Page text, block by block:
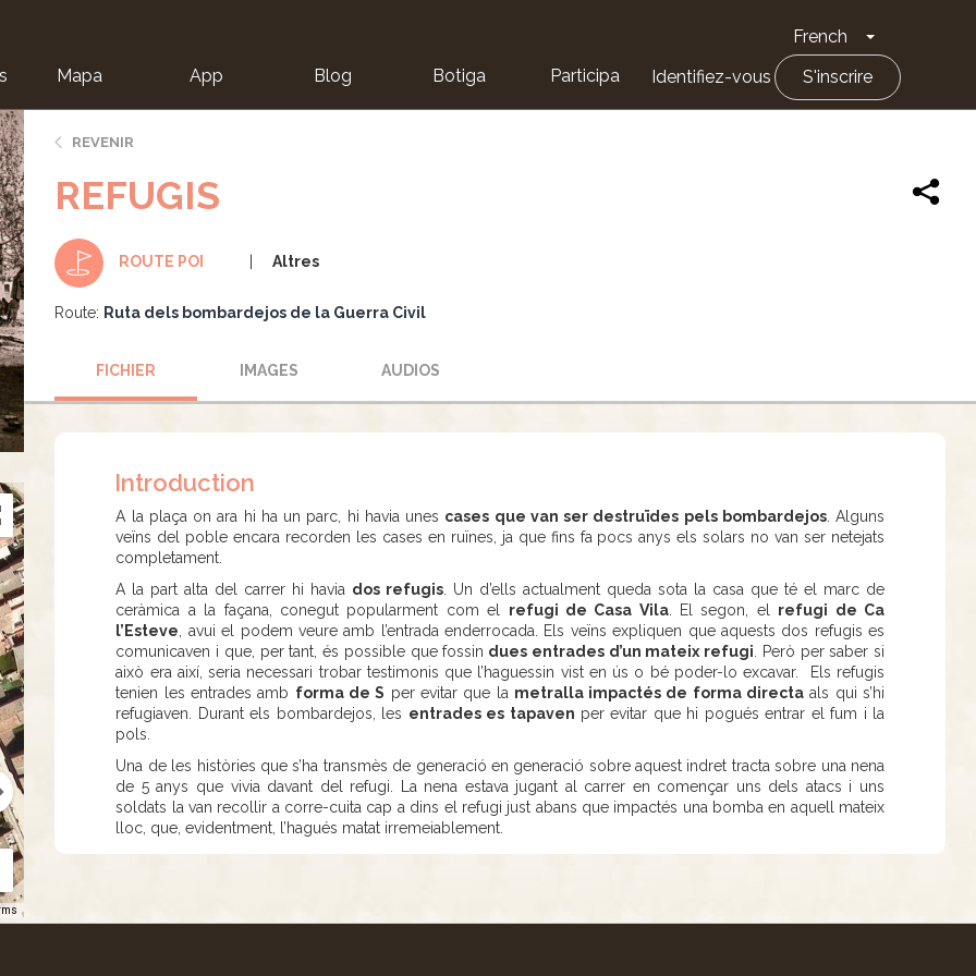
French Toggle
Mapa App Blog Botiga Participa Identifiez-vous S'inscrire
REVENIR
REFUGIS
ROUTE POI Altres
Route: Ruta dels bombardejos de la Guerra Civil
FICHIER IMAGES AUDIOS
Introduction
A la plaça on ara hi ha un parc, hi havia unes cases que van ser destruïdes pels bombardejos. Alguns
veïns del poble encara recorden les cases en ruïnes, ja que fins fa pocs anys els solars no van ser netejats
completament.
A la part alta del carrer hi havia dos refugis . Un d’ells actualment queda sota la casa que té el marc de
ceràmica a la façana, conegut popularment com el refugi de Casa Vila. El segon, el refugi de Ca
l’Esteve , avui el podem veure amb l’entrada enderrocada. Els veïns expliquen que aquests dos refugis es
comunicaven i que, per tant, és possible que fossin dues entrades d’un mateix refugi . Però per saber si
això era així, seria necessari trobar testimonis que l’haguessin vist en ús o bé poder-lo excavar. Els refugis
tenien les entrades amb forma de S per evitar que la metralla impactés de forma directa als qui s’hi
refugiaven. Durant els bombardejos, les entrades es tapaven per evitar que hi pogués entrar el fum i la
pols.
Una de les històries que s’ha transmès de generació en generació sobre aquest indret tracta sobre una nena
de 5 anys que vivia davant del refugi. La nena estava jugant al carrer en començar uns dels atacs i uns
soldats la van recollir a corre-cuita cap a dins el refugi just abans que impactés una bomba en aquell mateix
lloc, que, evidentment, l’hagués matat irremeiablement.